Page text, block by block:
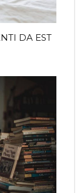
DA EST